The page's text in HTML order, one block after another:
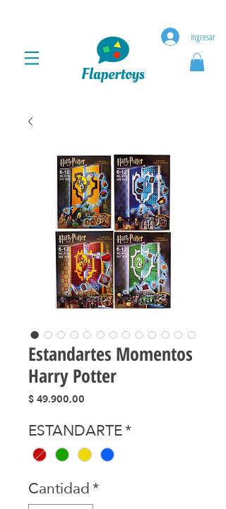
ingresar
Estandartes Momentos
Harry Potter
$ 49.900,00
ESTANDARTE*
Cantidad*